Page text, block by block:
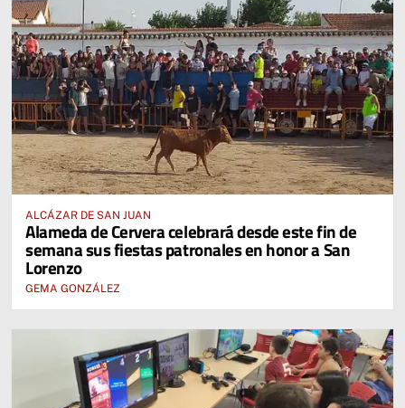
ALCÁZAR DE SAN JUAN
Alameda de Cervera celebrará desde este fin de
semana sus fiestas patronales en honor a San
Lorenzo
GEMA GONZÁLEZ